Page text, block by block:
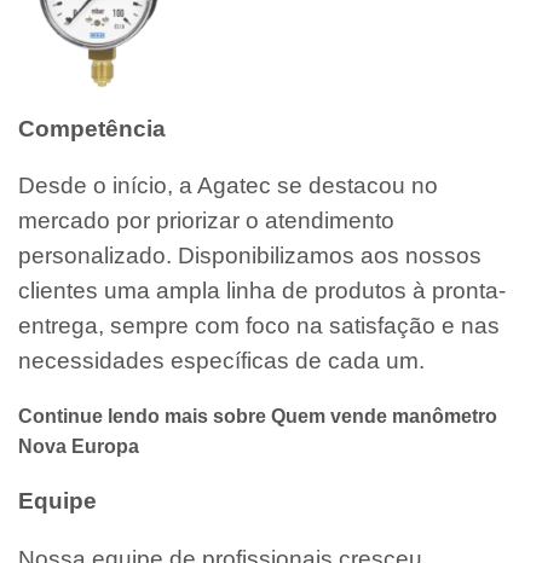
Competência
Desde o início, a Agatec se destacou no
mercado por priorizar o atendimento
personalizado. Disponibilizamos aos nossos
clientes uma ampla linha de produtos à pronta-
entrega, sempre com foco na satisfação e nas
necessidades específicas de cada um.
Continue lendo mais sobre Quem vende manômetro
Nova Europa
Equipe